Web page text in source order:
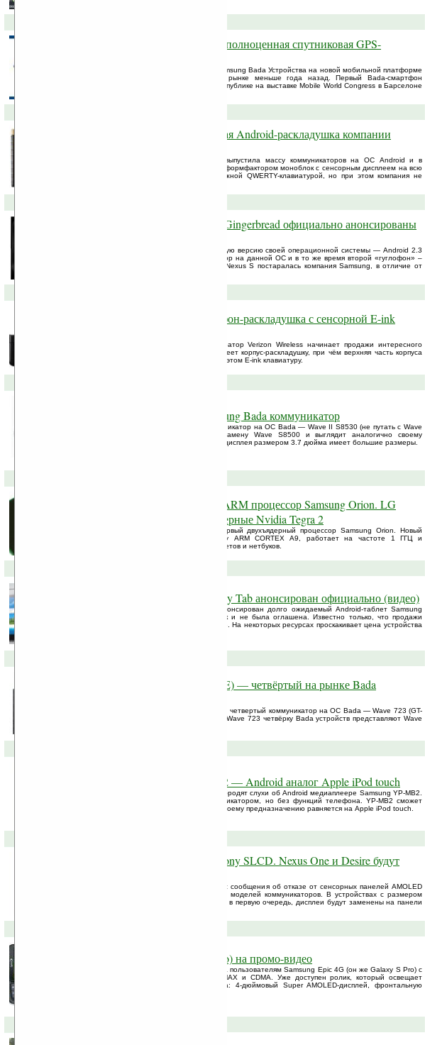
Для Samsung Bada выпущена полноценная спутниковая GPS-
«Прогород» доступен для платформы Samsung Bada Устройства на новой мобильной платформе
Samsung Bada массово появились на рынке меньше года назад. Первый Bada-смартфон
Samsung Wave был широко представлен публике на выставке Mobile World Congress в Барселоне
Коммуникатор W899 — первая Android-раскладушка компании
До этого времени компания Samsung выпустила массу коммуникаторов на ОС Android и в
большей степени это были устройства с формфактором моноблок с сенсорным дисплеем на всю
величину корпуса или слайдер с выдвижной QWERTY-клавиатурой, но при этом компания не
Google Nexus S и Android 2.3 Gingerbread официально анонсированы
Вчера компания Google представила новую версию своей операционной системы — Android 2.3
Gingerbread, а также первый коммуникатор на данной ОС и в то же время второй «гуглофон» –
Google Nexus S. В этот раз с выпуском Nexus S постаралась компания Samsung, в отличие от
Verizon Samsung Zeal — телефон-раскладушка с сенсорной E-ink
С сегодняшнего дня американский оператор Verizon Wireless начинает продажи интересного
мобильного телефона. Samsung Zeal имеет корпус-раскладушку, при чём верхняя часть корпуса
открывается в две стороны, открывая при этом E-ink клавиатуру.
Wave II S8530 — новый Samsung Bada коммуникатор
Samsung анонсировал свой пятый коммуникатор на ОС Bada — Wave II S8530 (не путать с Wave
2 S5250). Коммуникатор пришел на замену Wave S8500 и выглядит аналогично своему
предшественнику, но из-за нового WVGA дисплея размером 3.7 дюйма имеет большие размеры.
Анонсирован двухъядерный ARM процессор Samsung Orion. LG
берет на вооружение двухъядерные Nvidia Tegra 2
Сегодня Samsung анонсировал свой первый двухъядерный процессор Samsung Orion. Новый
двухъядерник принадлежит к семейству ARM CORTEX A9, работает на частоте 1 ГГЦ и
спроектирован для коммуникаторов, таблетов и нетбуков.
Android-таблет Samsung Galaxy Tab анонсирован официально (видео)
Сегодня в Берлине был официально анонсирован долго ожидаемый Android-таблет Samsung
Galaxy Tab. Правда, цена на таблет так и не была оглашена. Известно только, что продажи
Galaxy Tab стартуют с Европы в сентябре. На некоторых ресурсах проскакивает цена устройства
Samsung Wave 723 (GT-S7320E) — четвёртый на рынке Bada
Samsung официально анонсировала свой четвертый коммуникатор на ОС Bada — Wave 723 (GT-
S7320E). Теперь кроме представленного Wave 723 четвёрку Bada устройств представляют Wave
Медиаплеер Samsung YP-MB2 — Android аналог Apple iPod touch
Вот уже несколько недель по интернету бродят слухи об Android медиаплеере Samsung YP-MB2.
По сути, данный плеер является коммуникатором, но без функций телефона. YP-MB2 сможет
работать с Android-приложениями, а по своему предназначению равняется на Apple iPod touch.
HTC переходит на дисплеи Sony SLCD. Nexus One и Desire будут
Компания HTC начала рабочую неделю с сообщения об отказе от сенсорных панелей AMOLED
компании Samsung в большинстве своих моделей коммуникаторов. В устройствах с размером
дисплея 3,7 дюйма, в Desire и Nexus One в первую очередь, дисплеи будут заменены на панели
Samsung Epic 4G (Galaxy S Pro) на промо-видео
Не так давно компания Sprint представила пользователям Samsung Epic 4G (он же Galaxy S Pro) с
QWERTY-клавиатурой и поддержкой WiMAX и CDMA. Уже доступен ролик, который освещает
главные достоинства нового устройства: 4-дюймовый Super AMOLED-дисплей, фронтальную